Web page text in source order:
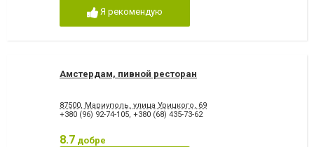
Я рекомендую
Амстердам, пивной ресторан
87500, Мариуполь, улица Урицкого, 69
+380 (96) 92-74-105, +380 (68) 435-73-62
8.7 добре